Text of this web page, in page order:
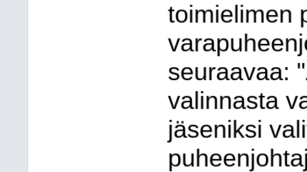
toimielimen
seuraavaa:
valinnasta
jäseniksi